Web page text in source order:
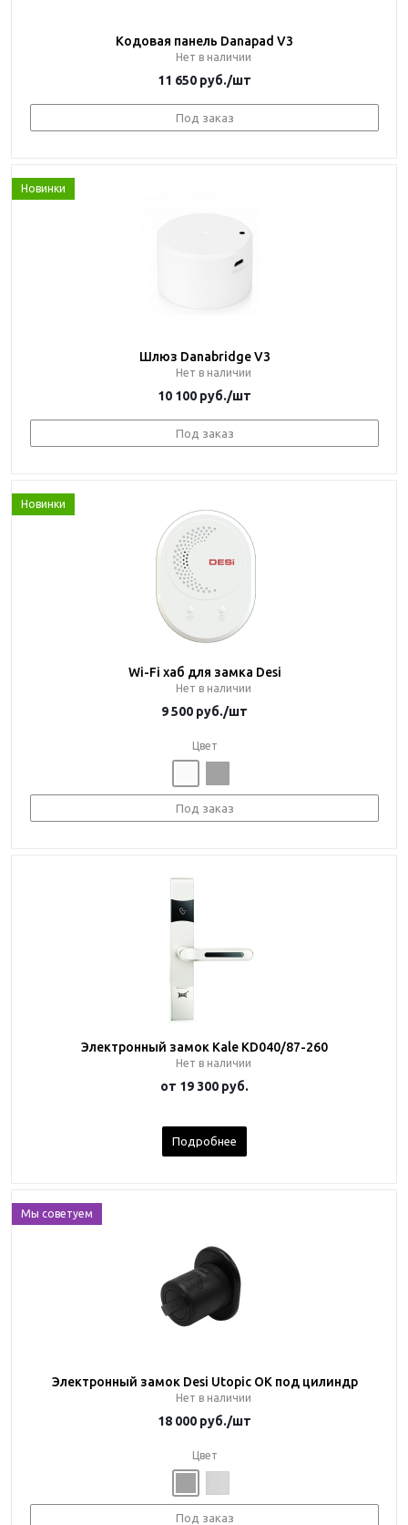
Кодовая панель Danapad V3
Нет в наличии
11 650 руб./шт
Под заказ
Новинки
Шлюз Danabridge V3
Нет в наличии
10 100 руб./шт
Под заказ
Новинки
Wi-Fi хаб для замка Desi
Нет в наличии
9 500 руб./шт
Цвет
Под заказ
Электронный замок Kale KD040/87-260
Нет в наличии
от 19 300 руб.
Подробнее
Мы советуем
Электронный замок Desi Utopic OK под цилиндр
Нет в наличии
18 000 руб./шт
Цвет
Под заказ